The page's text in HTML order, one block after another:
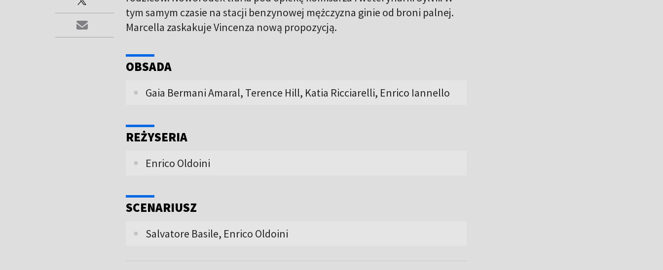
tym samym czasie na stacji benzynowej mężczyzna ginie od broni palnej.
Marcella zaskakuje Vincenza nową propozycją.
OBSADA
Gaia Bermani Amaral, Terence Hill, Katia Ricciarelli, Enrico Iannello
REŻYSERIA
Enrico Oldoini
SCENARIUSZ
Salvatore Basile, Enrico Oldoini